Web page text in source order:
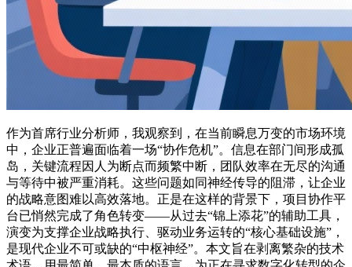
作为首席行业分析师，我观察到，在当前瞬息万变的市场环境
中，企业正普遍面临着一场“协作危机”。信息在部门间形成孤
岛，关键流程因人为断点而频繁中断，团队效率在无尽的沟通
与等待中被严重消耗。这些问题如同神经传导的阻滞，让企业
的战略意图难以高效落地。正是在这样的背景下，项目协作平
台已悄然完成了角色转变——从过去“锦上添花”的辅助工具，
演变为支撑企业战略执行、驱动业务运转的“核心基础设施”，
是现代企业不可或缺的“中枢神经”。本文旨在剥离繁杂的技术